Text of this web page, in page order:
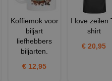
Koffiemok voor
biljart
liefhebbers
biljarten.
€ 12,95
I love zeilen
shirt
€ 20,95